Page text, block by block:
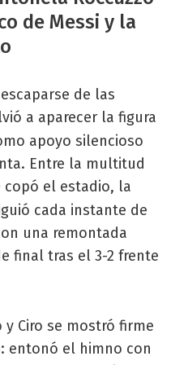
de Messi y la
de las
a aparecer la figura
apoyo silencioso
Entre la multitud
copó el estadio, la
cada instante de
una remontada
final tras el 3-2 frente
y Ciro se mostró firme
entonó el himno con